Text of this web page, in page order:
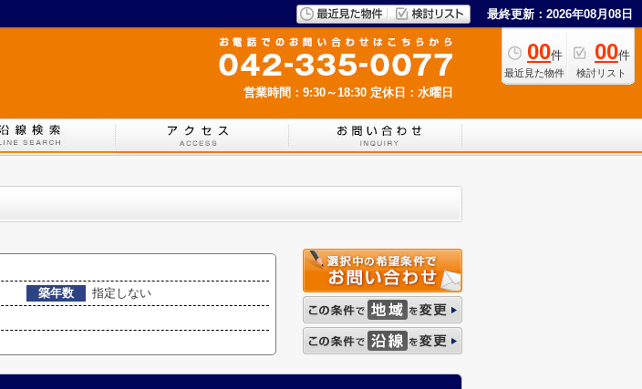
最終更新：2026年08月08日
00件
最近見た物件
00件
検討リスト
営業時間：9:30～18:30 定休日：水曜日
築年数
指定しない